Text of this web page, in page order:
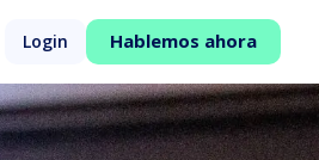
Login Hablemos ahora